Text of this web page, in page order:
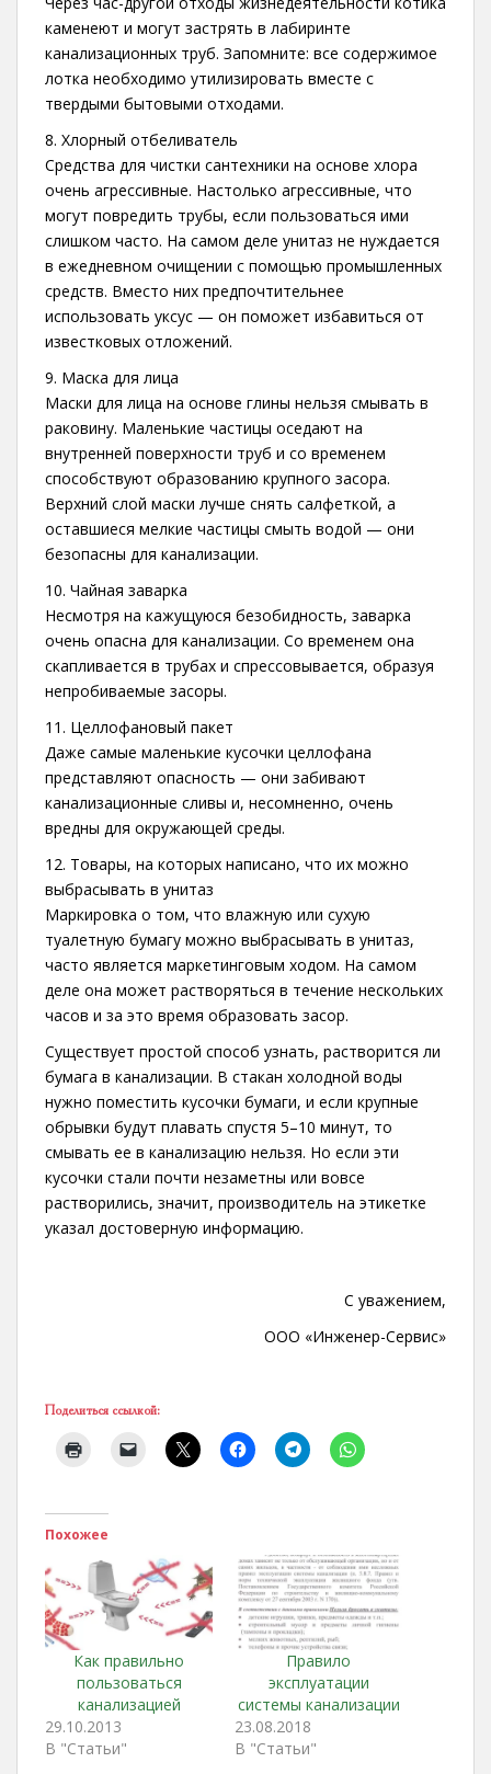
каменеют и могут застрять в лабиринте
канализационных труб. Запомните: все содержимое
лотка необходимо утилизировать вместе с
твердыми бытовыми отходами.
8. Хлорный отбеливатель
Средства для чистки сантехники на основе хлора
очень агрессивные. Настолько агрессивные, что
могут повредить трубы, если пользоваться ими
слишком часто. На самом деле унитаз не нуждается
в ежедневном очищении с помощью промышленных
средств. Вместо них предпочтительнее
использовать уксус — он поможет избавиться от
известковых отложений.
9. Маска для лица
Маски для лица на основе глины нельзя смывать в
раковину. Маленькие частицы оседают на
внутренней поверхности труб и со временем
способствуют образованию крупного засора.
Верхний слой маски лучше снять салфеткой, а
оставшиеся мелкие частицы смыть водой — они
безопасны для канализации.
10. Чайная заварка
Несмотря на кажущуюся безобидность, заварка
очень опасна для канализации. Со временем она
скапливается в трубах и спрессовывается, образуя
непробиваемые засоры.
11. Целлофановый пакет
Даже самые маленькие кусочки целлофана
представляют опасность — они забивают
канализационные сливы и, несомненно, очень
вредны для окружающей среды.
12. Товары, на которых написано, что их можно
выбрасывать в унитаз
Маркировка о том, что влажную или сухую
туалетную бумагу можно выбрасывать в унитаз,
часто является маркетинговым ходом. На самом
деле она может растворяться в течение нескольких
часов и за это время образовать засор.
Существует простой способ узнать, растворится ли
бумага в канализации. В стакан холодной воды
нужно поместить кусочки бумаги, и если крупные
обрывки будут плавать спустя 5–10 минут, то
смывать ее в канализацию нельзя. Но если эти
кусочки стали почти незаметны или вовсе
растворились, значит, производитель на этикетке
указал достоверную информацию.
С уважением,
ООО «Инженер-Сервис»
Поделиться ссылкой:
Похожее
Как правильно
пользоваться
канализацией
29.10.2013
В "Статьи"
Правило
эксплуатации
системы канализации
23.08.2018
В "Статьи"